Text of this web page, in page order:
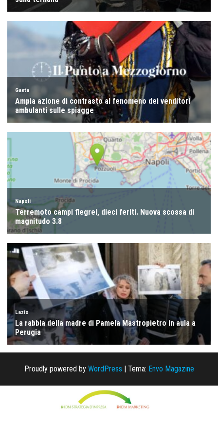
Proudly powered by WordPress | Tema: Envo Magazine